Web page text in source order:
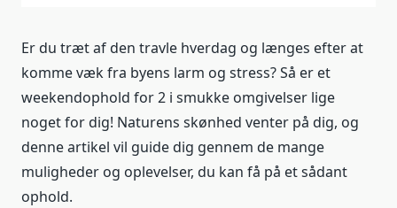
Er du træt af den travle hverdag og længes efter at
komme væk fra byens larm og stress? Så er et
weekendophold for 2 i smukke omgivelser lige
noget for dig! Naturens skønhed venter på dig, og
denne artikel vil guide dig gennem de mange
muligheder og oplevelser, du kan få på et sådant
ophold.